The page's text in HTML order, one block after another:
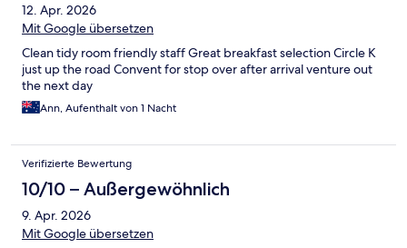
12. Apr. 2026
Mit Google übersetzen
Clean tidy room friendly staff Great breakfast selection Circle K
just up the road Convent for stop over after arrival venture out
the next day
Ann, Aufenthalt von 1 Nacht
Verifizierte Bewertung
10/10 – Außergewöhnlich
9. Apr. 2026
Mit Google übersetzen